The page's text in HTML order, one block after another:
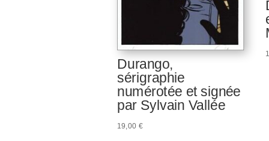
Durango,
sérigraphie
numérotée et signée
par Sylvain Vallée
19,00€